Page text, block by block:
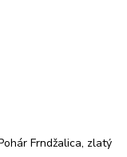
Frndžalica, zlatý